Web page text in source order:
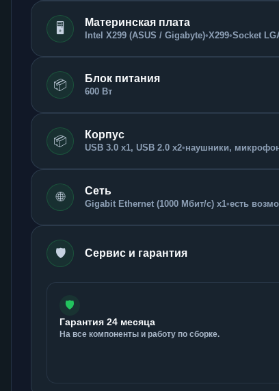
🖥️ Материнская плата
Intel X299 (ASUS / Gigabyte)•X299•Socket
📦 Блок питания
600 Вт
📦 Корпус
USB 3.0 x1, USB 2.0 x2•наушники,
🌐 Сеть
Gigabit Ethernet (1000 Мбит/с) x1•есть
🛡️ Сервис и гарантия
🛡️
Гарантия 24 месяца
На все компоненты и работу по сборке.